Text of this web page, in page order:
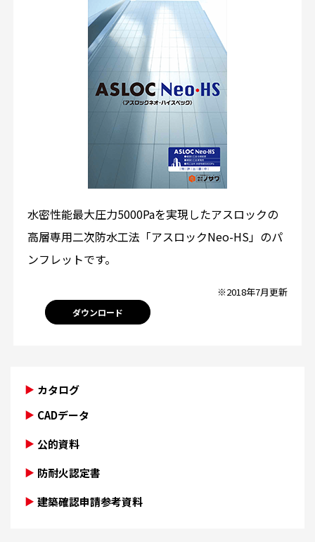
水密性能最大圧力5000Paを実現したアスロックの
高層専用二次防水工法「アスロックNeo-HS」のパ
ンフレットです。
※2018年7月更新
ダウンロード
カタログ
CADデータ
公的資料
防耐火認定書
建築確認申請参考資料